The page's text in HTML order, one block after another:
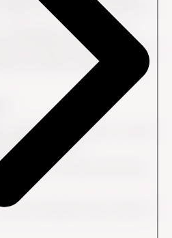
vidende om produkterne.
forskellige produkter og går
af at være en oplevelse rigere,
til hovedet og spørger mig
jeg ikke havde behov for og så
ikke kendte?
penge, end jeg normalt gør
hun lykkedes med, og her er